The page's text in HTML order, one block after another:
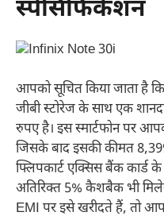
स्पेसिफिकेशन
आपको सूचित किया जाता है
जीबी स्टोरेज के साथ एक
रुपए है। इस स्मार्टफोन पर
जिसके बाद इसकी कीमत
फ्लिपकार्ट एक्सिस बैंक कार्ड
अतिरिक्त 5% कैशबैक भी
EMI पर इसे खरीदते हैं, तो